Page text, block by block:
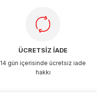
ÜCRETSİZ İADE
14 gün içerisinde ücretsiz iade
hakkı